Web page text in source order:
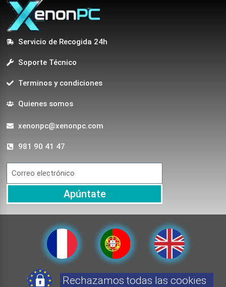
Servicio de Recogida 24h
Soporte Técnico
Terminos y condiciones
Quienes somos
xenonpc@xenonpc.com
981 90 41 47
Apúntate
Rechazamos todas las cookies